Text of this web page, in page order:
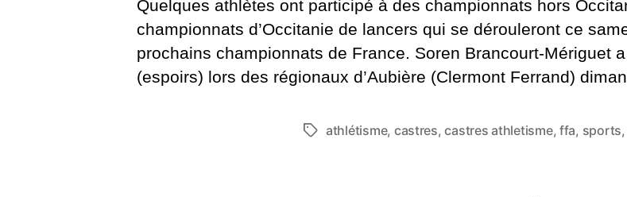
Quelques athlètes ont participé à des championnats hors
championnats d’Occitanie de lancers qui se dérouleront ce
prochains championnats de France. Soren Brancourt-Mériguet
(espoirs) lors des régionaux d’Aubière (Clermont Ferrand)
Étiquettes
athlétisme, castres,castres athletisme, ffa, sports,